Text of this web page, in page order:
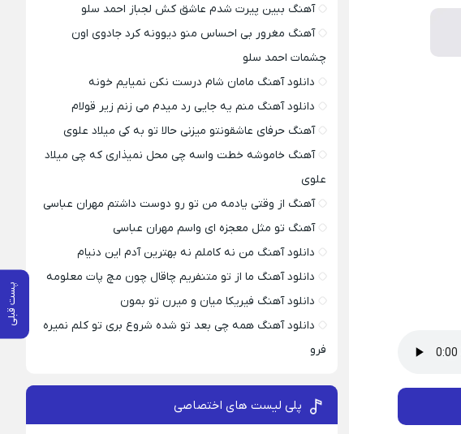
پست قبلی
آهنگ ببین پیرت شدم عاشق کش لجباز احمد سلو
آهنگ مغرور بی احساس منو دیوونه کرد جادوی اون
چشمات احمد سلو
دانلود آهنگ مامان شام درست نکن نمیایم خونه
دانلود آهنگ منم یه جایی رد میدم می زنم زیر قولام
آهنگ حرفای عاشقونتو میزنی حالا تو به کی میلاد علوی
آهنگ خاموشه خطت واسه چی محل نمیذاری که چی میلاد
علوی
آهنگ از وقتی یادمه من تو رو دوست داشتم مهران عباسی
آهنگ تو مثل معجزه ای واسم مهران عباسی
دانلود آهنگ من نه کاملم نه بهترین آدم این دنیام
دانلود آهنگ ما از تو متنفریم چاقال چون مچ پات معلومه
دانلود آهنگ فیریکا میان و میرن تو بمون
دانلود آهنگ همه چی بعد تو شده شروع بری تو کلم نمیره
فرو
پلی لیست های اختصاصی